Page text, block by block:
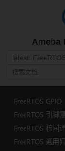
Ameba
latest: FreeRTOS
FreeRTOS GPIO
FreeRTOS 引脚
FreeRTOS 核间
FreeRTOS 通用